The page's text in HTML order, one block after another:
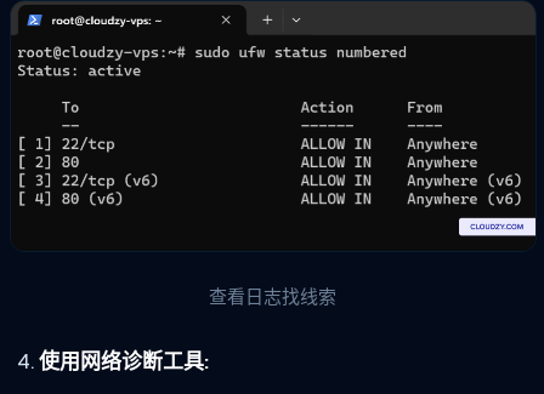
查看日志找线索
使用网络诊断工具: